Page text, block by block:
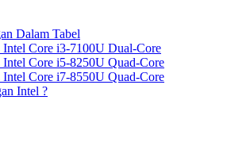
Dalam Tabel
Core i3-7100U Dual-Core
Core i5-8250U Quad-Core
Core i7-8550U Quad-Core
Intel ?